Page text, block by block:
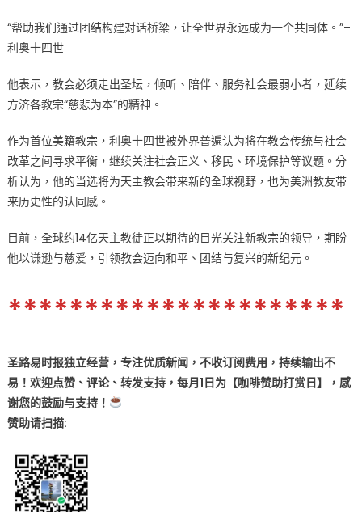
“帮助我们通过团结构建对话桥梁，让全世界永远成为一个共同体。”–
利奥十四世
他表示，教会必须走出圣坛，倾听、陪伴、服务社会最弱小者，延续
方济各教宗“慈悲为本”的精神。
作为首位美籍教宗，利奥十四世被外界普遍认为将在教会传统与社会
改革之间寻求平衡，继续关注社会正义、移民、环境保护等议题。分
析认为，他的当选将为天主教会带来新的全球视野，也为美洲教友带
来历史性的认同感。
目前，全球约14亿天主教徒正以期待的目光关注新教宗的领导，期盼
他以谦逊与慈爱，引领教会迈向和平、团结与复兴的新纪元。
**********************
圣路易时报独立经营，专注优质新闻，不收订阅费用，持续输出不
易！欢迎点赞、评论、转发支持，每月1日为【咖啡赞助打赏日】，感
谢您的鼓励与支持！
赞助请扫描: